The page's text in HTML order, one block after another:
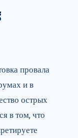
провала
и в
острых
в том, что